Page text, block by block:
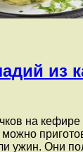
из
на
ужин. Они